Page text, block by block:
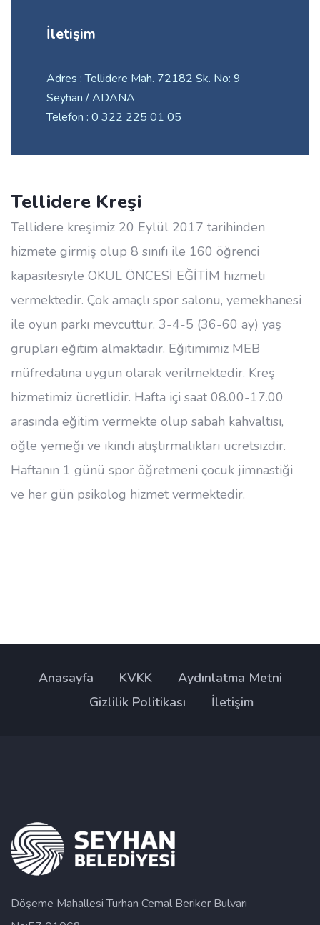
İletişim
Adres : Tellidere Mah. 72182 Sk. No: 9
Seyhan / ADANA
Telefon : 0 322 225 01 05
Tellidere Kreşi
Tellidere kreşimiz 20 Eylül 2017 tarihinden
hizmete girmiş olup 8 sınıfı ile 160 öğrenci
kapasitesiyle OKUL ÖNCESİ EĞİTİM hizmeti
vermektedir. Çok amaçlı spor salonu, yemekhanesi
ile oyun parkı mevcuttur. 3-4-5 (36-60 ay) yaş
grupları eğitim almaktadır. Eğitimimiz MEB
müfredatına uygun olarak verilmektedir. Kreş
hizmetimiz ücretlidir. Hafta içi saat 08.00-17.00
arasında eğitim vermekte olup sabah kahvaltısı,
öğle yemeği ve ikindi atıştırmalıkları ücretsizdir.
Haftanın 1 günü spor öğretmeni çocuk jimnastiği
ve her gün psikolog hizmet vermektedir.
Anasayfa KVKK
Aydınlatma Metni
Gizlilik Politikası
İletişim
Döşeme Mahallesi Turhan Cemal Beriker Bulvarı